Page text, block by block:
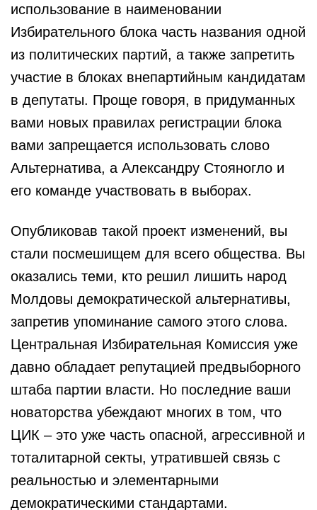
использование в наименовании
Избирательного блока часть названия одной
из политических партий, а также запретить
участие в блоках внепартийным кандидатам
в депутаты. Проще говоря, в придуманных
вами новых правилах регистрации блока
вами запрещается использовать слово
Альтернатива, а Александру Стояногло и
его команде участвовать в выборах.
Опубликовав такой проект изменений, вы
стали посмешищем для всего общества. Вы
оказались теми, кто решил лишить народ
Молдовы демократической альтернативы,
запретив упоминание самого этого слова.
Центральная Избирательная Комиссия уже
давно обладает репутацией предвыборного
штаба партии власти. Но последние ваши
новаторства убеждают многих в том, что
ЦИК – это уже часть опасной, агрессивной и
тоталитарной секты, утратившей связь с
реальностью и элементарными
демократическими стандартами.